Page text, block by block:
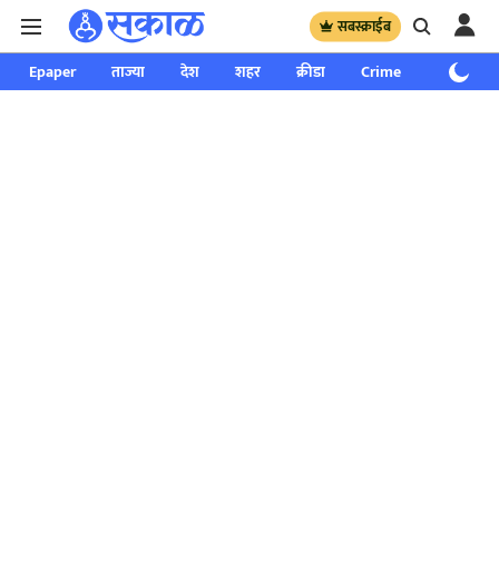
सबस्क्राईब
Epaper ताज्या देश शहर क्रीडा Crime साप्ताहिक